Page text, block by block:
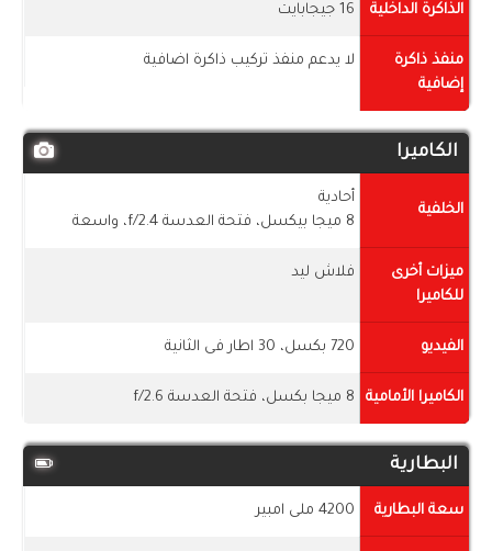
الذاكرة الداخلية 16 جيجابايت
منفذ ذاكرة
إضافية
لا يدعم منفذ تركيب ذاكرة اضافية
الكاميرا
الخلفية
أحادية
8 ميجا بيكسل، فتحة العدسة f/2.4، واسعة
ميزات أخرى
للكاميرا
فلاش ليد
الفيديو 720 بكسل، 30 اطار فى الثانية
الكاميرا الأمامية 8 ميجا بكسل، فتحة العدسة f/2.6
البطارية
سعة البطارية 4200 ملى امبير